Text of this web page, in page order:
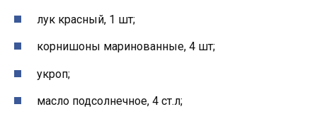
лук красный, 1 шт;
корнишоны маринованные, 4 шт;
укроп;
масло подсолнечное, 4 ст.л;